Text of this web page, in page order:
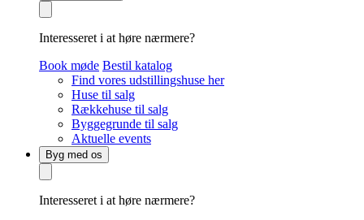
Interesseret i at høre nærmere?
Book møde Bestil katalog
Find vores udstillingshuse her
Huse til salg
Rækkehuse til salg
Byggegrunde til salg
Aktuelle events
Byg med os
Interesseret i at høre nærmere?